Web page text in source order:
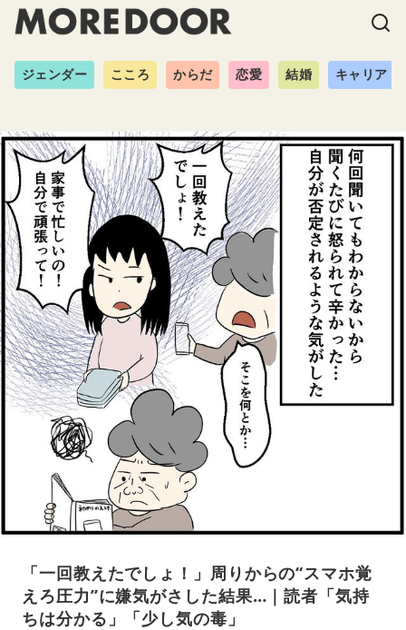
ジェンダー こころ からだ 恋愛 結婚 キャリア
「一回教えたでしょ！」周りからの“スマホ覚
えろ圧力”に嫌気がさした結果…｜読者「気持
ちは分かる」「少し気の毒」